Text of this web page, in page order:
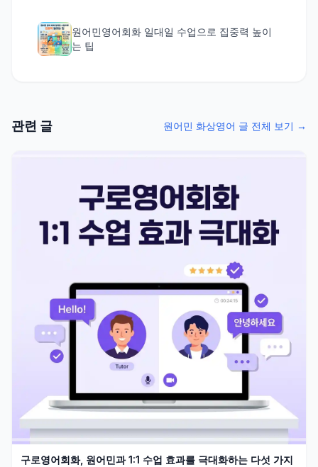
원어민영어회화 일대일 수업으로 집중력 높이
는 팁
관련 글 원어민 화상영어 글 전체 보기 →
구로영어회화, 원어민과 1:1 수업 효과를 극대화하는 다섯 가지